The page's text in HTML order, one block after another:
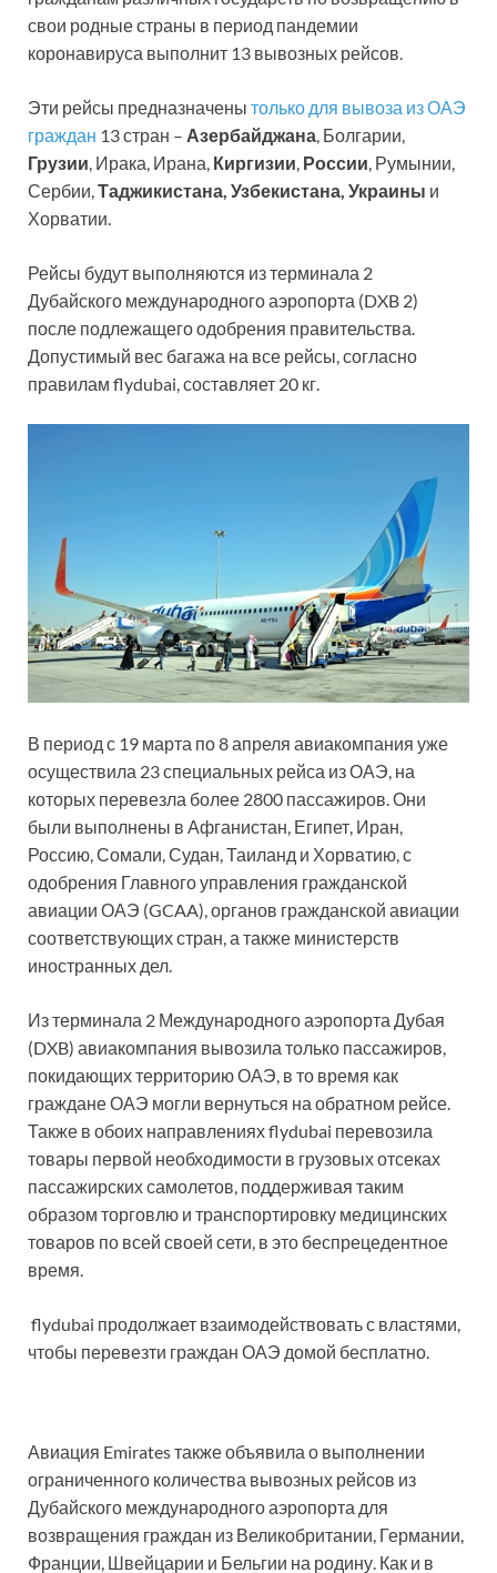
свои родные страны в период пандемии
коронавируса выполнит 13 вывозных рейсов.
Эти рейсы предназначены только для вывоза из ОАЭ
граждан 13 стран – Азербайджана, Болгарии,
Грузии, Ирака, Ирана, Киргизии, России, Румынии,
Сербии,Таджикистана, Узбекистана, Украины и
Хорватии.
Рейсы будут выполняются из терминала 2
Дубайского международного аэропорта (DXB 2)
после подлежащего одобрения правительства.
Допустимый вес багажа на все рейсы, согласно
правилам flydubai, составляет 20 кг.
В период с 19 марта по 8 апреля авиакомпания уже
осуществила 23 специальных рейса из ОАЭ, на
которых перевезла более 2800 пассажиров. Они
были выполнены в Афганистан, Египет, Иран,
Россию, Сомали, Судан, Таиланд и Хорватию, с
одобрения Главного управления гражданской
авиации ОАЭ (GCAA), органов гражданской авиации
соответствующих стран, а также министерств
иностранных дел.
Из терминала 2 Международного аэропорта Дубая
(DXB) авиакомпания вывозила только пассажиров,
покидающих территорию ОАЭ, в то время как
граждане ОАЭ могли вернуться на обратном рейсе.
Также в обоих направлениях flydubai перевозила
товары первой необходимости в грузовых отсеках
пассажирских самолетов, поддерживая таким
образом торговлю и транспортировку медицинских
товаров по всей своей сети, в это беспрецедентное
время.
flydubai продолжает взаимодействовать с властями,
чтобы перевезти граждан ОАЭ домой бесплатно.
Авиация Emirates также объявила о выполнении
ограниченного количества вывозных рейсов из
Дубайского международного аэропорта для
возвращения граждан из Великобритании, Германии,
Франции, Швейцарии и Бельгии на родину. Как и в